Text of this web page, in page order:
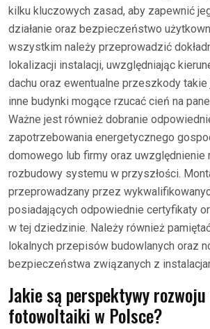
kilku kluczowych zasad, aby zapewnić
działanie oraz bezpieczeństwo
wszystkim należy przeprowadzić
lokalizacji instalacji, uwzględniając
dachu oraz ewentualne przeszkody
inne budynki mogące rzucać cień na
Ważne jest również dobranie
zapotrzebowania energetycznego
domowego lub firmy oraz uwzględnienie
rozbudowy systemu w przyszłości.
przeprowadzany przez
posiadających odpowiednie certyfikaty
w tej dziedzinie. Należy również
lokalnych przepisów budowlanych oraz
bezpieczeństwa związanych z
Jakie są perspektywy
fotowoltaiki w Polsce?